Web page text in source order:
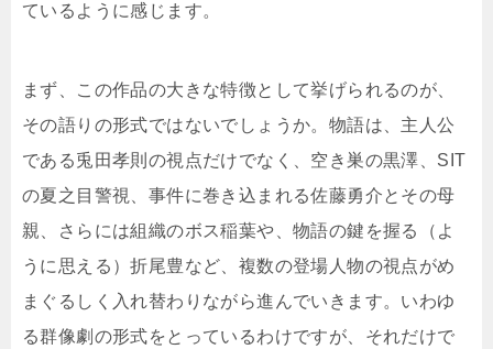
ているように感じます。
まず、この作品の大きな特徴として挙げられるのが、
その語りの形式ではないでしょうか。物語は、主人公
である兎田孝則の視点だけでなく、空き巣の黒澤、SIT
の夏之目警視、事件に巻き込まれる佐藤勇介とその母
親、さらには組織のボス稲葉や、物語の鍵を握る（よ
うに思える）折尾豊など、複数の登場人物の視点がめ
まぐるしく入れ替わりながら進んでいきます。いわゆ
る群像劇の形式をとっているわけですが、それだけで